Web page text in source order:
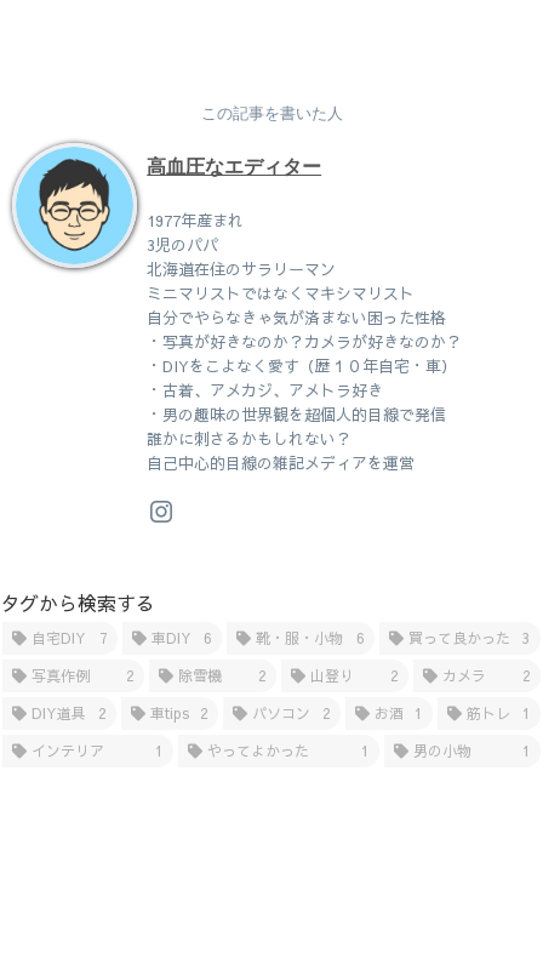
この記事を書いた人
高血圧なエディター
1977年産まれ
3児のパパ
北海道在住のサラリーマン
ミニマリストではなくマキシマリスト
自分でやらなきゃ気が済まない困った性格
・写真が好きなのか？カメラが好きなのか？
・DIYをこよなく愛す（歴１０年自宅・車）
・古着、アメカジ、アメトラ好き
・男の趣味の世界観を超個人的目線で発信
誰かに刺さるかもしれない？
自己中心的目線の雑記メディアを運営
タグから検索する
自宅DIY 7 車DIY 6 靴・服・小物 6 買って良かった
3
写真作例
2 除雪機 2 山登り 2 カメラ
2
DIY道具
2 車tips 2 パソコン 2 お酒 1 筋トレ
1
インテリア
1 やってよかった 1 男の小物 1